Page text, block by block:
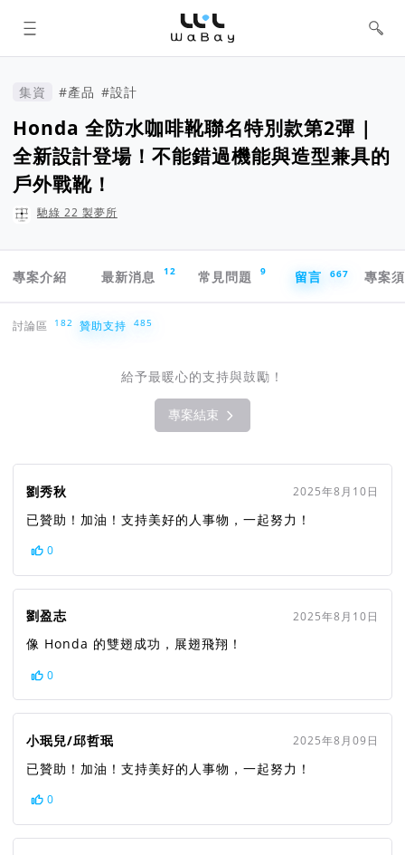
WaBay 挖貝 | 台灣最值得信賴的群眾
集資 / 群眾募資平台
集資 #產品 #設計
Honda 全防水咖啡靴聯名特別款第2彈 |
全新設計登場！不能錯過機能與造型兼具的
戶外戰靴！
馳綠 22 製夢所
專案介紹
最新消息 12 常見問題 9 留言 667 專案
討論區 182 贊助支持 485
給予最暖心的支持與鼓勵！
專案結束
劉秀秋 2025年8月10日
已贊助！加油！支持美好的人事物，一起努力！
0
劉盈志 2025年8月10日
像 Honda 的雙翅成功，展翅飛翔！
0
小珉兒/邱哲珉 2025年8月09日
已贊助！加油！支持美好的人事物，一起努力！
0